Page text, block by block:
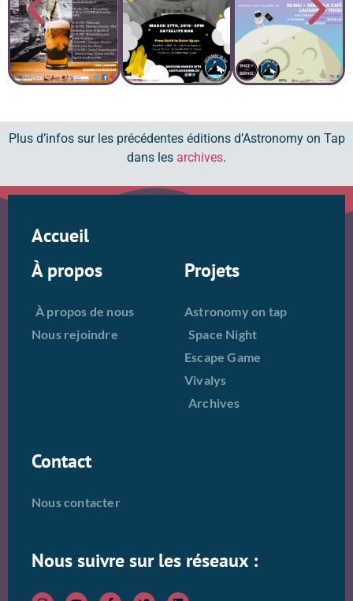
Plus d’infos sur les précédentes éditions d’Astronomy on Tap
dans les archives.
Accueil
À propos
À propos de nous
Nous rejoindre
Projets
Astronomy on tap
Space Night
Escape Game
Vivalys
Archives
Contact
Nous contacter
Nous suivre sur les réseaux :